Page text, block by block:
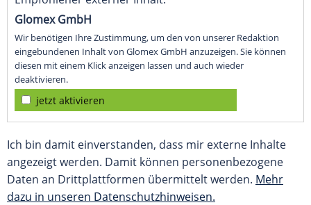
Glomex GmbH
Wir benötigen Ihre Zustimmung, um den von unserer Redaktion
eingebundenen Inhalt von Glomex GmbH anzuzeigen. Sie können
diesen mit einem Klick anzeigen lassen und auch wieder
deaktivieren.
jetzt aktivieren
Ich bin damit einverstanden, dass mir externe Inhalte
angezeigt werden. Damit können personenbezogene
Daten an Drittplattformen übermittelt werden. Mehr
dazu in unseren Datenschutzhinweisen.